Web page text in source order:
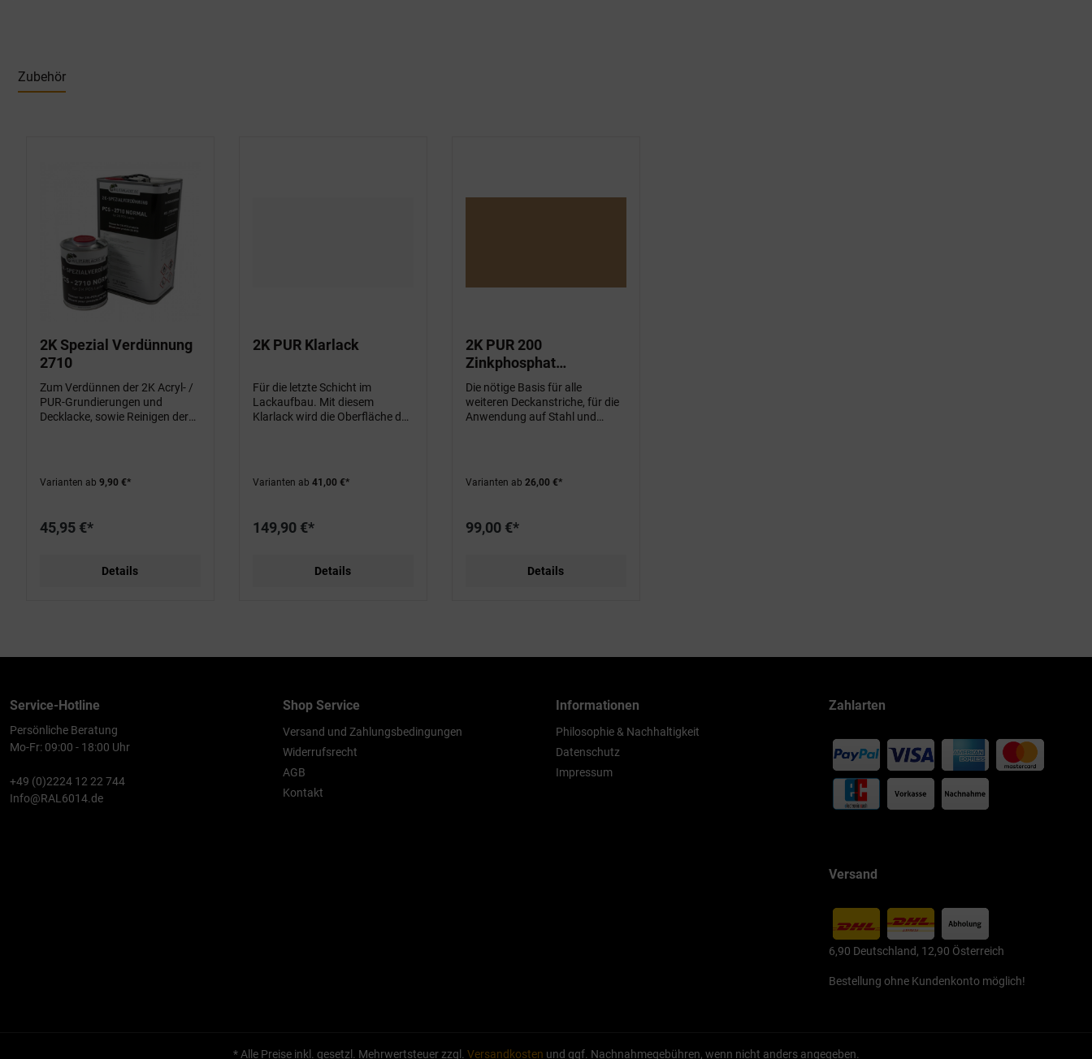
Zubehör
2K Spezial Verdünnung
2710
Zum Verdünnen der 2K Acryl- /
PUR-Grundierungen und
Decklacke, sowie Reinigen der
Varianten ab 9,90 €*
45,95 €*
Details
2K PUR Klarlack
Für die letzte Schicht im
Lackaufbau. Mit diesem
Klarlack wird die Oberfläche des
Varianten ab 41,00 €*
149,90 €*
Details
2K PUR 200
Zinkphosphat
Grundierung
Die nötige Basis für alle
weiteren Deckanstriche, für die
Anwendung auf Stahl und
Varianten ab 26,00 €*
99,00 €*
Details
Service-Hotline
Persönliche Beratung
Mo-Fr: 09:00 - 18:00 Uhr
+49 (0)2224 12 22 744
Info@RAL6014.de
Shop Service
Versand und Zahlungsbedingungen
Widerrufsrecht
AGB
Kontakt
Informationen
Philosophie & Nachhaltigkeit
Datenschutz
Impressum
Zahlarten
Versand
6,90 Deutschland, 12,90 Österreich
Bestellung ohne Kundenkonto möglich!
* Alle Preise inkl. gesetzl. Mehrwertsteuer zzgl. Versandkosten und ggf. Nachnahmegebühren, wenn nicht anders angegeben.